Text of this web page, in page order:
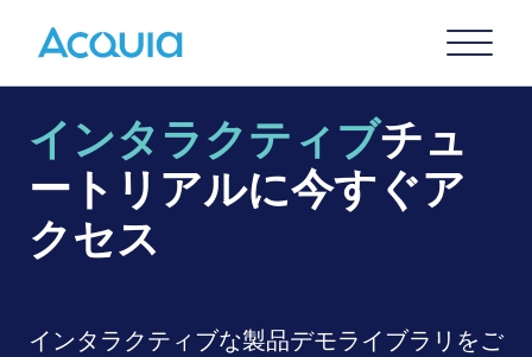
Menu
インタラクティブチュ
ートリアルに今すぐア
クセス
インタラクティブな製品デモライブラリをご